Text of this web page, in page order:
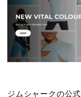
ジムシャークの公